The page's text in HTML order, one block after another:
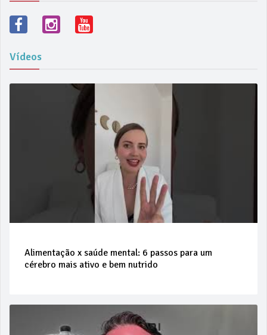
Vídeos
Alimentação x saúde mental: 6 passos para um
cérebro mais ativo e bem nutrido